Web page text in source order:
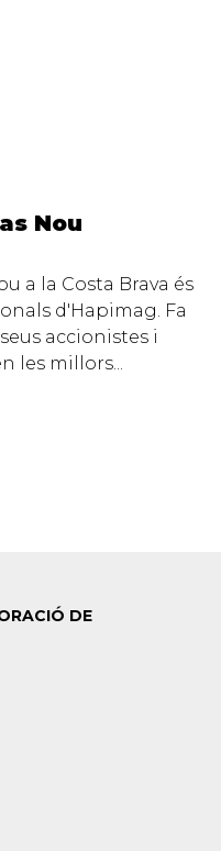
Nou
a la Costa Brava és
d'Hapimag. Fa
accionistes i
les millors...
DE